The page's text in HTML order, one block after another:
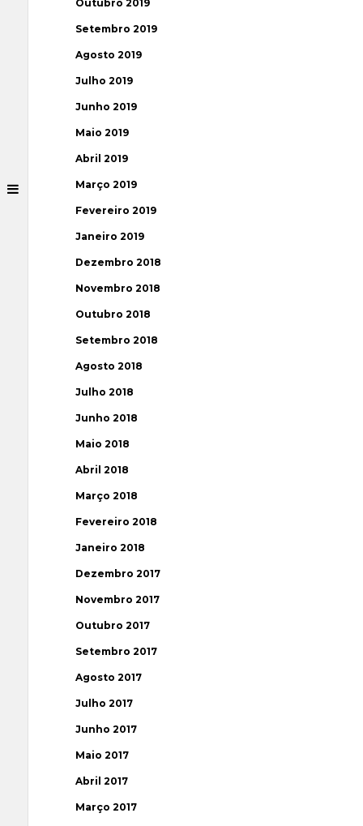
Outubro 2019
Setembro 2019
Agosto 2019
Julho 2019
Junho 2019
Maio 2019
Abril 2019
Março 2019
Fevereiro 2019
Janeiro 2019
Dezembro 2018
Novembro 2018
Outubro 2018
Setembro 2018
Agosto 2018
Julho 2018
Junho 2018
Maio 2018
Abril 2018
Março 2018
Fevereiro 2018
Janeiro 2018
Dezembro 2017
Novembro 2017
Outubro 2017
Setembro 2017
Agosto 2017
Julho 2017
Junho 2017
Maio 2017
Abril 2017
Março 2017